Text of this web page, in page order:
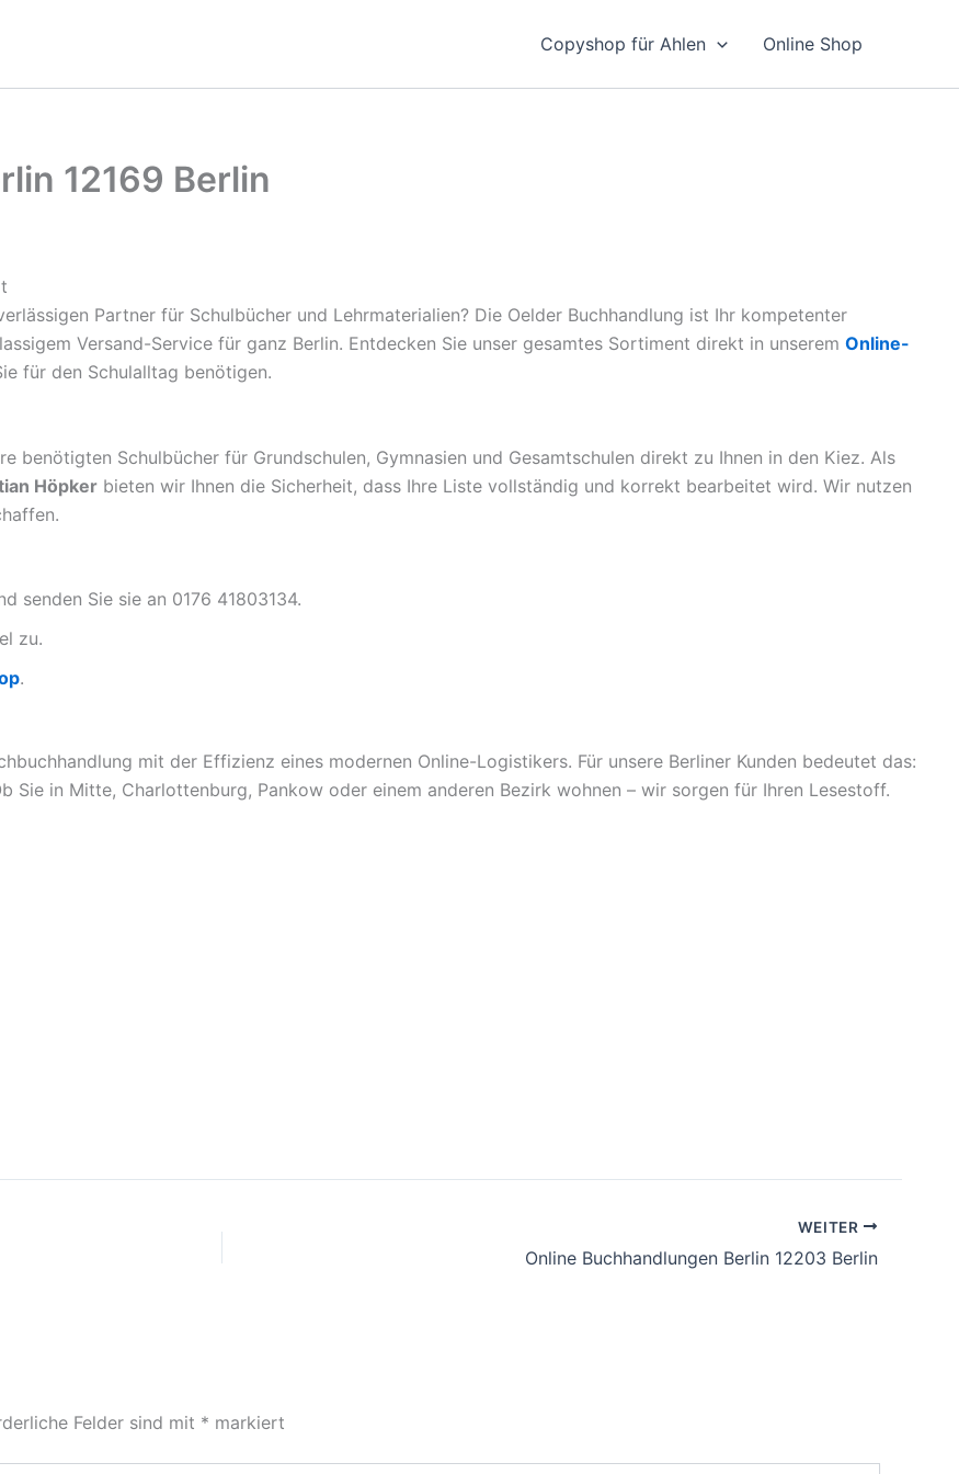
Copyshop für Ahlen Online Shop
12169 Berlin
Partner für Schulbücher und Lehrmaterialien? Die Oelder Buchhandlung ist Ihr kompetenter
Versand-Service für ganz Berlin. Entdecken Sie unser gesamtes Sortiment direkt in unserem Online-
für den Schulalltag benötigen.
benötigten Schulbücher für Grundschulen, Gymnasien und Gesamtschulen direkt zu Ihnen in den Kiez. Als
Höpker bieten wir Ihnen die Sicherheit, dass Ihre Liste vollständig und korrekt bearbeitet wird. Wir nutzen
senden Sie sie an 0176 41803134.
zu.
.
mit der Effizienz eines modernen Online-Logistikers. Für unsere Berliner Kunden bedeutet das:
Sie in Mitte, Charlottenburg, Pankow oder einem anderen Bezirk wohnen – wir sorgen für Ihren Lesestoff.
WEITER
Online Buchhandlungen Berlin 12203 Berlin
Felder sind mit * markiert